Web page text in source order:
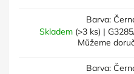
Barva:
Skladem (>3 ks) |
Můžeme
Barva: